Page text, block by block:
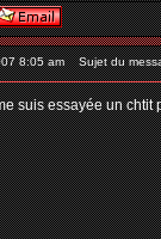
8:05 am Sujet du
suis essayée un chtit